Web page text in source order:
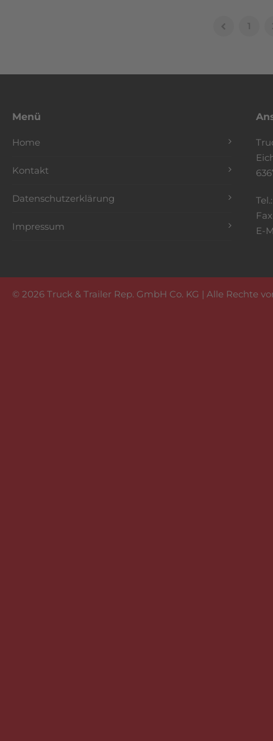
1
Menü
Home
Kontakt
Datenschutzerklärung
Impressum
E-
© 2026 Truck & Trailer Rep. GmbH Co. KG | Alle Rechte